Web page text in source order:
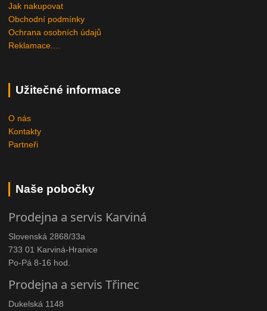
Jak nakupovat
Obchodní podmínky
Ochrana osobních údajů
Reklamace....
Užitečné informace
O nás
Kontakty
Partneři
Naše pobočky
Prodejna a servis Karviná
Slovenská 2868/33a
733 01 Karviná-Hranice
Po-Pá 8-16 hod.
Prodejna a servis Třinec
Dukelská 1148